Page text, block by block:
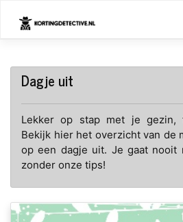
content
Dagje uit
Lekker op stap met je gezin,
Bekijk hier het overzicht van de
op een dagje uit. Je gaat nooit
zonder onze tips!